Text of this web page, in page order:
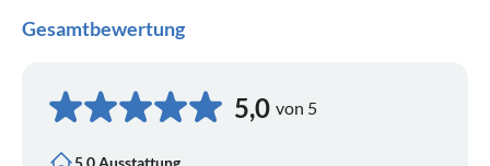
Gesamtbewertung
5,0 von 5